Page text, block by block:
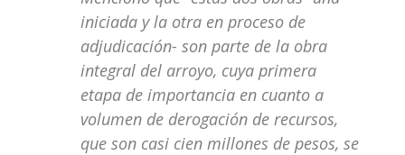
iniciada y la otra en proceso de
adjudicación- son parte de la obra
integral del arroyo, cuya primera
etapa de importancia en cuanto a
volumen de derogación de recursos,
que son casi cien millones de pesos, se